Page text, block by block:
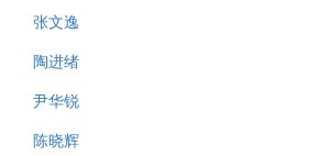
张文逸
陶进绪
尹华锐
陈晓辉